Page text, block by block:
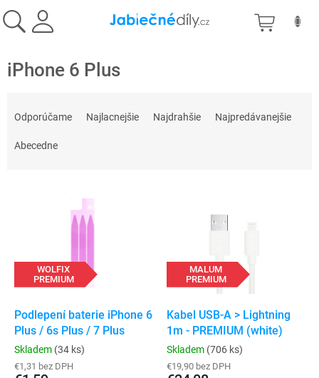
na
obsah
iPhone 6 Plus
Odporúčame Najlacnejšie Najdrahšie Najpredávanejšie
Abecedne
WOLFIX
PREMIUM
Podlepení baterie iPhone 6
Plus / 6s Plus / 7 Plus
Skladem (34 ks)
€1,31 bez DPH
MALUM
PREMIUM
Kabel USB-A > Lightning
1m - PREMIUM (white)
Skladem (706 ks)
€19,90 bez DPH